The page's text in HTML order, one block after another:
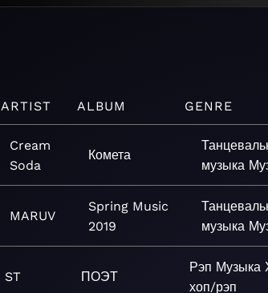
ARTIST ALBUM GENRE
Cream
Soda
Комета
музыка
MARUV
Spring Music
2019
музыка
ST ПОЭТ
Рэп Музыка
хоп/рэп